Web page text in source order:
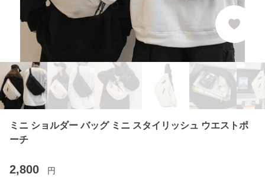
ミニ ショルダー バッグ ミニ スタイリッシュ ウエストポ
ーチ
2,800 円